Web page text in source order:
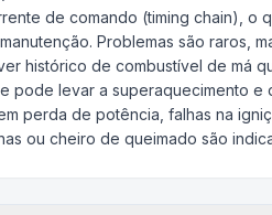
de comando (timing chain), o
Problemas são raros,
histórico de combustível de má
pode levar a superaquecimento e
perda de potência, falhas na
ou cheiro de queimado são